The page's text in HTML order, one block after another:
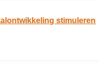
stimuleren